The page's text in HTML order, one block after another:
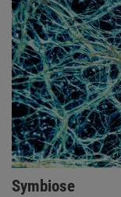
Symbiose